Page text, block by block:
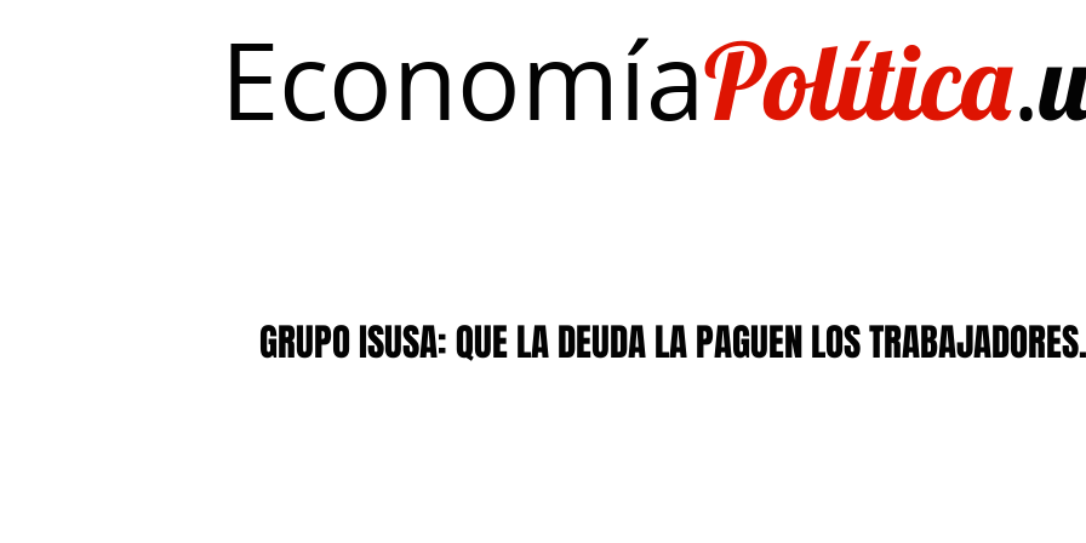
EconomíaPolítica.
GRUPO ISUSA: QUE LA DEUDA LA PAGUEN LOS TRABAJADORES.